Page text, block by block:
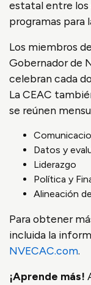
estatal entre los
programas para
Los miembros
Gobernador de
celebran cada
La CEAC
se reúnen
Datos y
Liderazgo
Política y
Alineación
Para obtener
incluida la
NVECAC.com.
¡Aprende más!